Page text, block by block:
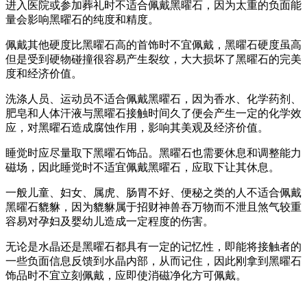
进入医院或参加葬礼时不适合佩戴黑曜石，因为太重的负面能
量会影响黑曜石的纯度和精度。
佩戴其他硬度比黑曜石高的首饰时不宜佩戴，黑曜石硬度虽高
但是受到硬物碰撞很容易产生裂纹，大大损坏了黑曜石的完美
度和经济价值。
洗涤人员、运动员不适合佩戴黑曜石，因为香水、化学药剂、
肥皂和人体汗液与黑曜石接触时间久了便会产生一定的化学效
应，对黑曜石造成腐蚀作用，影响其美观及经济价值。
睡觉时应尽量取下黑曜石饰品。黑曜石也需要休息和调整能力
磁场，因此睡觉时不适宜佩戴黑曜石，应取下让其休息。
一般儿童、妇女、属虎、肠胃不好、便秘之类的人不适合佩戴
黑曜石貔貅，因为貔貅属于招财神兽吞万物而不泄且煞气较重
容易对孕妇及婴幼儿造成一定程度的伤害。
无论是水晶还是黑曜石都具有一定的记忆性，即能将接触者的
一些负面信息反馈到水晶内部，从而记住，因此刚拿到黑曜石
饰品时不宜立刻佩戴，应即使消磁净化方可佩戴。